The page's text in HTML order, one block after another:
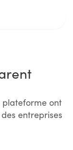
plateforme ont
entreprises